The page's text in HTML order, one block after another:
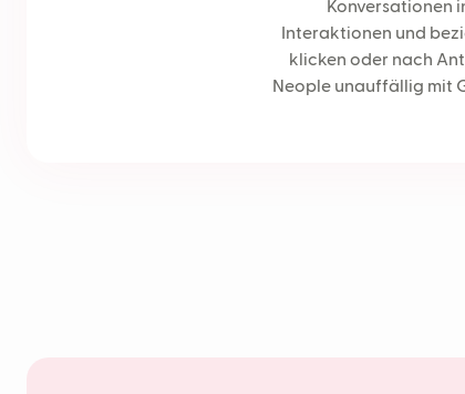
Konversationen
Interaktionen und
klicken oder nach
Neople unauffällig mit